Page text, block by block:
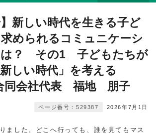
】新しい時代を生きる子ど
められるコミュニケーシ
は？ その1 子どもたちが
しい時代」を考える
同会社代表 福地 朋子
2026年7月1日
ページ番号：529387
ました。どこへ行っても、誰を見てもマス